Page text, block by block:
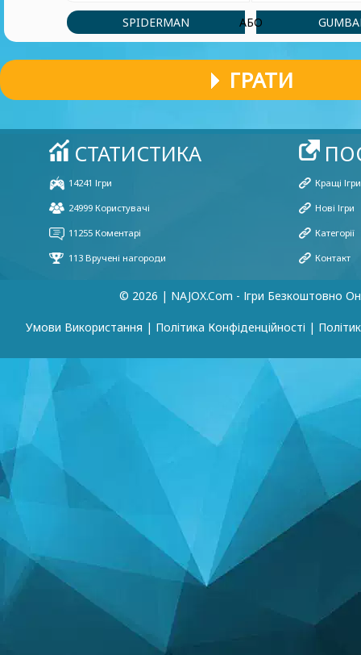
SPIDERMAN АБО
ГРАТИ
© 2026 | NAJOX.com - Ігри Безкоштовно
Умови Використання | Політика Конфіденційності |